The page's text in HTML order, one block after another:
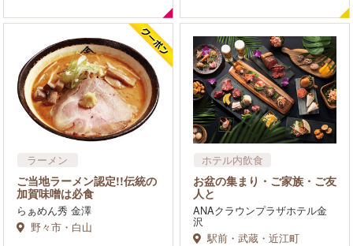
ラーメン
ご当地ラーメン認定!!伝統の
加賀味噌は必食
らぁめん秀 金澤
野々市・白山
ホテル内飲食
お盆の集まり・ご家族・ご友
人と
ANAクラウンプラザホテル金
沢
駅前・武蔵・近江町